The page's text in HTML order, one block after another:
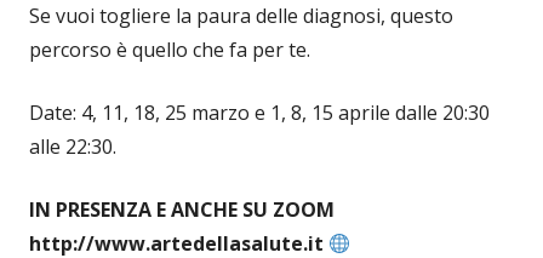
Se vuoi togliere la paura delle diagnosi, questo
percorso è quello che fa per te.
Date: 4, 11, 18, 25 marzo e 1, 8, 15 aprile dalle 20:30
alle 22:30.
IN PRESENZA E ANCHE SU ZOOM
http://www.artedellasalute.it